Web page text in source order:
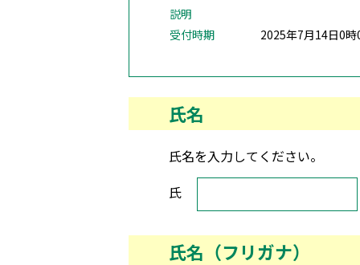
説明
受付時期
2025年7月14日0時
氏名
氏名を入力してください。
氏名
氏
氏名（フリガナ）